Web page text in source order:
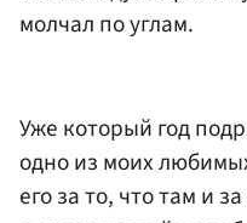
молчал по углам.
Уже который год
одно из моих
его за то, что там и